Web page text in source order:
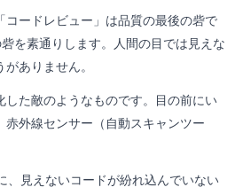
コードレビュー」は品質の最後の砦で
を素通りします。人間の目では見えな
ありません。
した敵のようなものです。目の前にい
赤外線センサー（自動スキャンツー
、見えないコードが紛れ込んでいない